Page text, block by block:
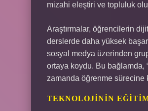
mizahi eleştiri ve topluluk
Araştırmalar, öğrencilerin
derslerde daha yüksek
sosyal medya üzerinden
ortaya koydu. Bu bağlamda,
zamanda öğrenme sürecine
TEKNOLOJININ